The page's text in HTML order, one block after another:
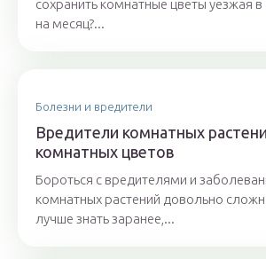
сохранить комнатные цветы уезжая в
на месяц?...
Болезни и вредители
Вредители комнатных
комнатных цветов
Бороться с вредителями и
комнатных растений довольно
лучше знать заранее,...